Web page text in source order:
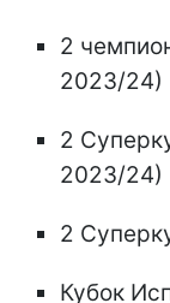
2
2023/24)
2
2023/24)
2
Кубок